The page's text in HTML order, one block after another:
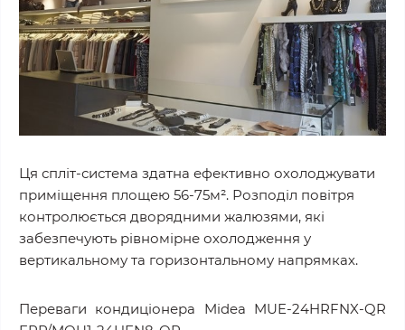
Ця спліт-система здатна ефективно охолоджувати
приміщення площею 56-75м². Розподіл повітря
контролюється дворядними жалюзями, які
забезпечують рівномірне охолодження у
вертикальному та горизонтальному напрямках.
Переваги кондиціонера Midea MUE-24HRFNX-QR